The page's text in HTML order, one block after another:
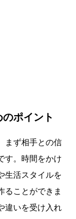
ポイント
まず相手との信
す。時間をかけ
生活スタイルを
ることができま
違いを受け入れ